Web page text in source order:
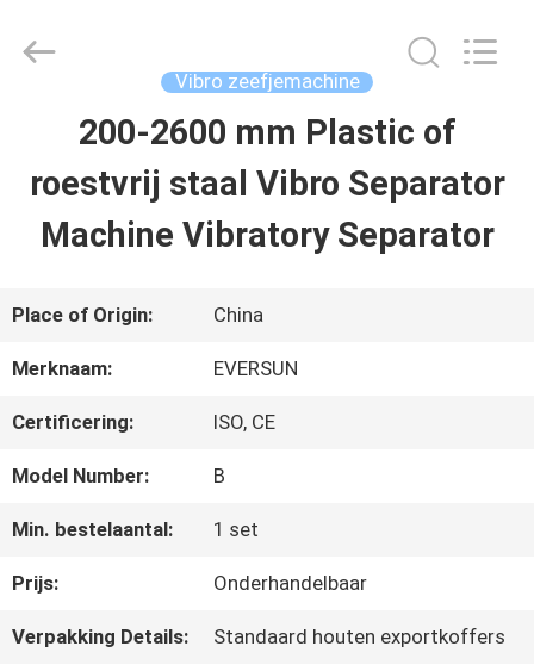
PRODUCTEN
VR-
SHOW
ONGEVEER
ONS
FABRIEKSREIS
Vibro zeefjemachine
200-2600 mm Plastic of
roestvrij staal Vibro Separator
Machine Vibratory Separator
Place of Origin: China
Merknaam: EVERSUN
Certificering: ISO, CE
Model Number: B
Min. bestelaantal: 1 set
Prijs: Onderhandelbaar
Verpakking Details: Standaard houten exportkoffers